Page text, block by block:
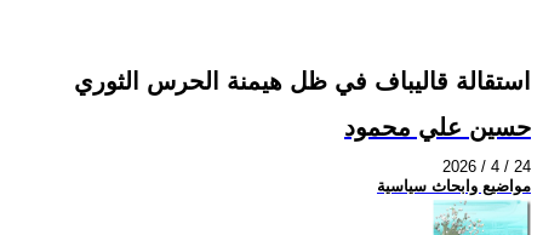
استقالة قاليباف في ظل هيمنة الحرس الثوري
حسين علي محمود
2026 / 4 / 24
مواضيع وابحاث سياسية